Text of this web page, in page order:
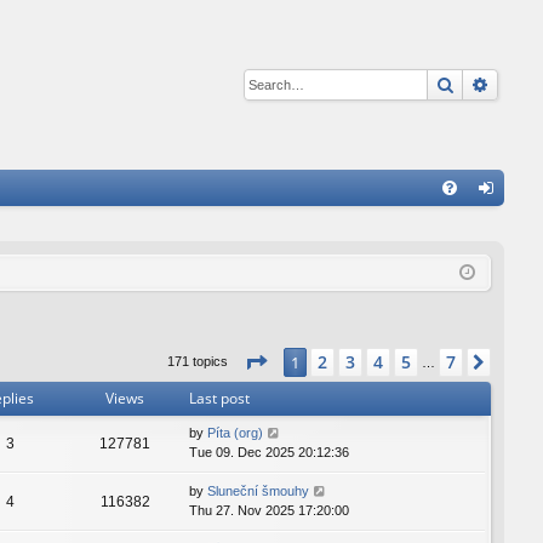
Search
in
171 topics Page 1of7
1 2 3 4 5 7
Views Last post
3 127781
by Píta (org)
Tue 09. Dec 2025 20:12:36
4 116382
by Sluneční šmouhy
Thu 27. Nov 2025 17:20:00